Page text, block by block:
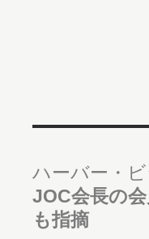
ハーバー・
JOC会長の
も指摘